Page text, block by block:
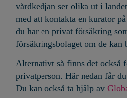
vårdkedjan ser olika ut i
med att kontakta en kurator
du har en privat försäkring
försäkringsbolaget om de kan
Alternativt så finns det också
privatperson. Här nedan får
Du kan också ta hjälp av